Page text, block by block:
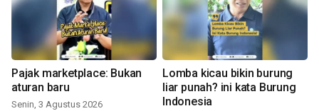
Pajak marketplace: Bukan
aturan baru
Senin, 3 Agustus 2026
Lomba kicau bikin burung
liar punah? ini kata Burung
Indonesia